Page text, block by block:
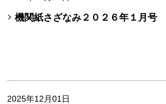
機関紙さざなみ２０２６年１月号
2025年12月01日